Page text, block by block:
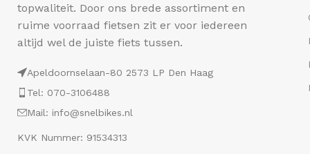
topwaliteit. Door ons brede assortiment en
ruime voorraad fietsen zit er voor iedereen
altijd wel de juiste fiets tussen.
Apeldoornselaan-80 2573 LP Den Haag
Tel: 070-3106488
Mail: info@snelbikes.nl
KVK Nummer: 91534313